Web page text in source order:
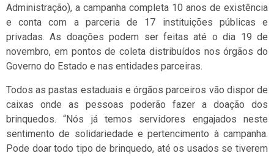
Administração), a campanha completa 10 anos de existência
e conta com a parceria de 17 instituições públicas e
privadas. As doações podem ser feitas até o dia 19 de
novembro, em pontos de coleta distribuídos nos órgãos do
Governo do Estado e nas entidades parceiras.
Todos as pastas estaduais e órgãos parceiros vão dispor de
caixas onde as pessoas poderão fazer a doação dos
brinquedos. “Nós já temos servidores engajados neste
sentimento de solidariedade e pertencimento à campanha.
Pode doar todo tipo de brinquedo, até os usados se tiverem